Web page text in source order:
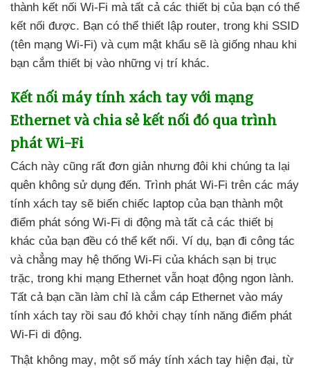
thành kết nối Wi-Fi mà tất cả các thiết bị của bạn có thể
kết nối được. Bạn có thể thiết lập router, trong khi SSID
(tên mạng Wi-Fi) và cụm mật khẩu sẽ là giống nhau khi
bạn cắm thiết bị vào những vị trí khác.
Kết nối máy tính xách tay với mạng
Ethernet và chia sẻ kết nối đó qua trình
phát Wi-Fi
Cách này cũng rất đơn giản nhưng đôi khi chúng ta lại
quên không sử dụng đến. Trình phát Wi-Fi trên các máy
tính xách tay sẽ biến chiếc laptop của bạn thành một
điểm phát sóng Wi-Fi di động mà tất cả các thiết bị
khác của bạn đều có thể kết nối. Ví dụ, bạn đi công tác
và chẳng may hệ thống Wi-Fi của khách sạn bị trục
trặc, trong khi mạng Ethernet vẫn hoạt động ngon lành.
Tất cả bạn cần làm chỉ là cắm cáp Ethernet vào máy
tính xách tay rồi sau đó khởi chạy tính năng điểm phát
Wi-Fi di động.
Thật không may, một số máy tính xách tay hiện đại, từ